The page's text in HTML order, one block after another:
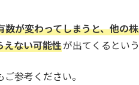
数が変わってしまうと、他の
えない可能性が出てくるとい
参考ください。